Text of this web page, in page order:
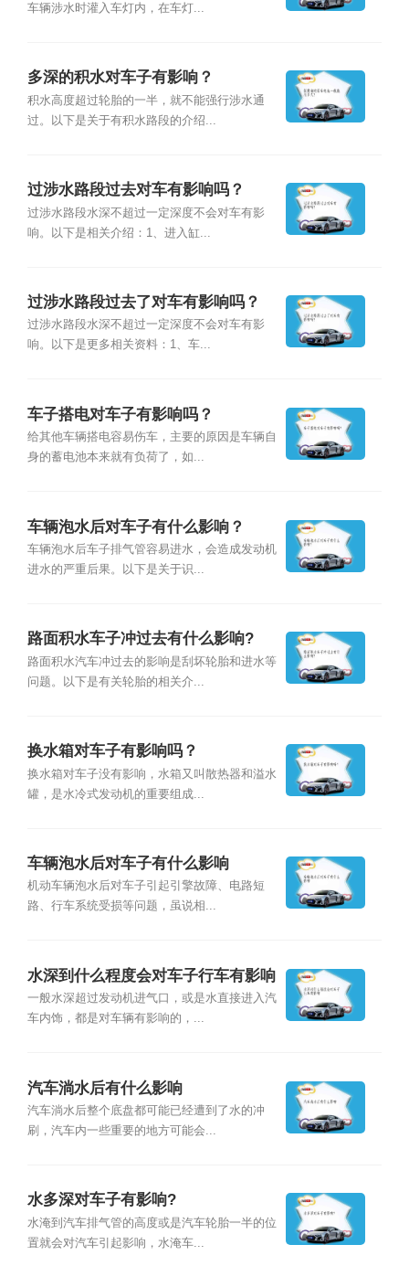
车辆涉水时灌入车灯内，在车灯...
多深的积水对车子有影响？
积水高度超过轮胎的一半，就不能强行涉水通
过。以下是关于有积水路段的介绍...
过涉水路段过去对车有影响吗？
过涉水路段水深不超过一定深度不会对车有影
响。以下是相关介绍：1、进入缸...
过涉水路段过去了对车有影响吗？
过涉水路段水深不超过一定深度不会对车有影
响。以下是更多相关资料：1、车...
车子搭电对车子有影响吗？
给其他车辆搭电容易伤车，主要的原因是车辆自
身的蓄电池本来就有负荷了，如...
车辆泡水后对车子有什么影响？
车辆泡水后车子排气管容易进水，会造成发动机
进水的严重后果。以下是关于识...
路面积水车子冲过去有什么影响?
路面积水汽车冲过去的影响是刮坏轮胎和进水等
问题。以下是有关轮胎的相关介...
换水箱对车子有影响吗？
换水箱对车子没有影响，水箱又叫散热器和溢水
罐，是水冷式发动机的重要组成...
车辆泡水后对车子有什么影响
机动车辆泡水后对车子引起引擎故障、电路短
路、行车系统受损等问题，虽说相...
水深到什么程度会对车子行车有影响
一般水深超过发动机进气口，或是水直接进入汽
车内饰，都是对车辆有影响的，...
汽车淌水后有什么影响
汽车淌水后整个底盘都可能已经遭到了水的冲
刷，汽车内一些重要的地方可能会...
水多深对车子有影响?
水淹到汽车排气管的高度或是汽车轮胎一半的位
置就会对汽车引起影响，水淹车...